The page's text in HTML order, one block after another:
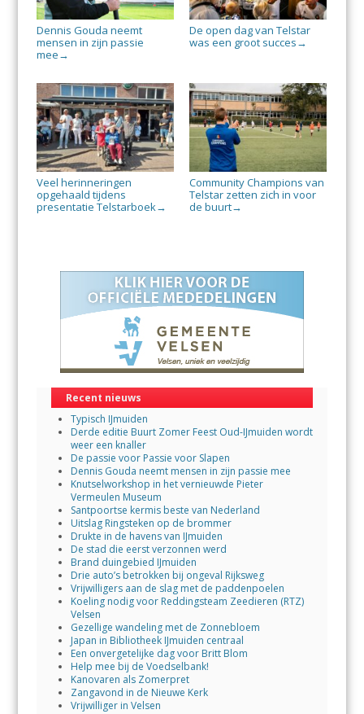
Dennis Gouda neemt
mensen in zijn passie
mee →
De open dag van Telstar
was een groot succes →
Veel herinneringen
opgehaald tijdens
presentatie Telstarboek→
Community Champions van
Telstar zetten zich in voor
de buurt→
Recent nieuws
Typisch IJmuiden
Derde editie Buurt Zomer Feest Oud-IJmuiden wordt
weer een knaller
De passie voor Passie voor Slapen
Dennis Gouda neemt mensen in zijn passie mee
Knutselworkshop in het vernieuwde Pieter
Vermeulen Museum
Santpoortse kermis beste van Nederland
Uitslag Ringsteken op de brommer
Drukte in de havens van IJmuiden
De stad die eerst verzonnen werd
Brand duingebied IJmuiden
Drie auto’s betrokken bij ongeval Rijksweg
Vrijwilligers aan de slag met de paddenpoelen
Koeling nodig voor Reddingsteam Zeedieren (RTZ)
Velsen
Gezellige wandeling met de Zonnebloem
Japan in Bibliotheek IJmuiden centraal
Een onvergetelijke dag voor Britt Blom
Help mee bij de Voedselbank!
Kanovaren als Zomerpret
Zangavond in de Nieuwe Kerk
Vrijwilliger in Velsen